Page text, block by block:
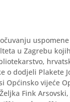
u Zagrebu
o dodjeli Plakete
Općinsko vijeće
Fink